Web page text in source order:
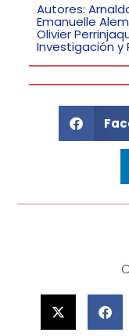
Autores:
Emanuelle
Olivier
Investigación y